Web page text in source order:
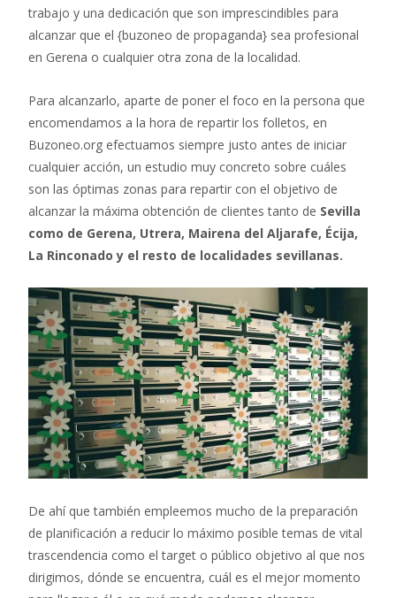
trabajo y una dedicación que son imprescindibles para
alcanzar que el {buzoneo de propaganda} sea profesional
en Gerena o cualquier otra zona de la localidad.
Para alcanzarlo, aparte de poner el foco en la persona que
encomendamos a la hora de repartir los folletos, en
Buzoneo.org efectuamos siempre justo antes de iniciar
cualquier acción, un estudio muy concreto sobre cuáles
son las óptimas zonas para repartir con el objetivo de
alcanzar la máxima obtención de clientes tanto de Sevilla
como de Gerena, Utrera, Mairena del Aljarafe, Écija,
La Rinconado y el resto de localidades sevillanas.
De ahí que también empleemos mucho de la preparación
de planificación a reducir lo máximo posible temas de vital
trascendencia como el target o público objetivo al que nos
dirigimos, dónde se encuentra, cuál es el mejor momento